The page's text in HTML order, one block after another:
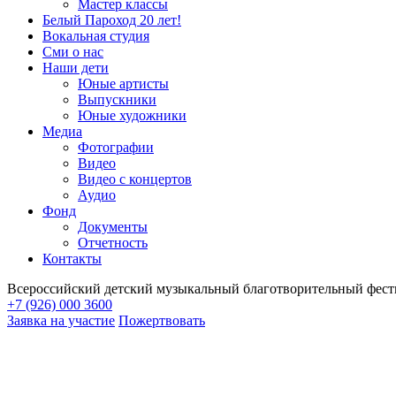
Мастер классы
Белый Пароход 20 лет!
Вокальная студия
Сми о нас
Наши дети
Юные артисты
Выпускники
Юные художники
Медиа
Фотографии
Видео
Видео с концертов
Аудио
Фонд
Документы
Отчетность
Контакты
Всероссийский детский музыкальный благотворительный
+7 (926) 000 3600
Заявка на участие Пожертвовать